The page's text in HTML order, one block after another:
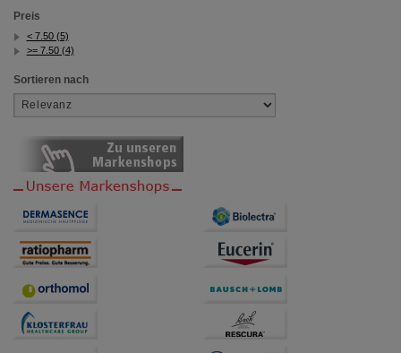
Drittseiten möglichst relevant für Sie zu gestalten.
Bitte beachten Sie, dass Daten hierfür teilweise an
übertragen werden.
Preis
< 7.50 (5)
>= 7.50 (4)
Sortieren nach